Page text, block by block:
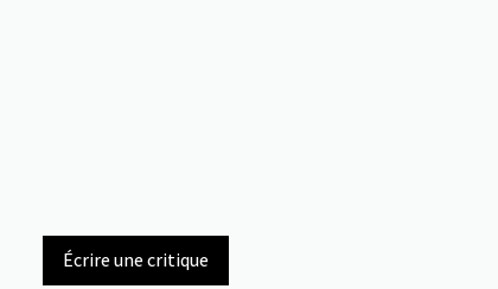
Écrire une critique